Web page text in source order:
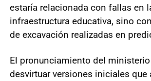
estaría relacionada con fallas en
infraestructura educativa, sino
de excavación realizadas en
El pronunciamiento del
desvirtuar versiones iniciales que